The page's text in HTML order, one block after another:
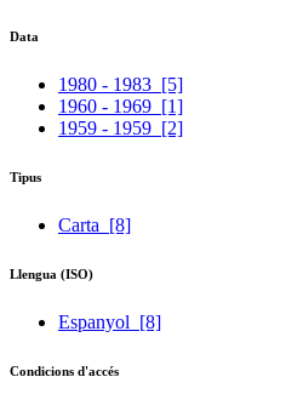
Data
1980 - 1983 [5]
1960 - 1969 [1]
1959 - 1959 [2]
Tipus
Carta [8]
Llengua (ISO)
Espanyol [8]
Condicions d'accés